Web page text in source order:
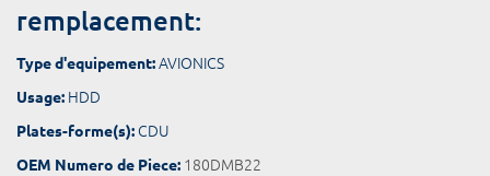
remplacement:
Type d'equipement:AVIONICS
Usage: HDD
Plates-forme(s): CDU
OEM Numero de Piece: 180DMB22